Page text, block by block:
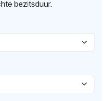
bezitsduur.